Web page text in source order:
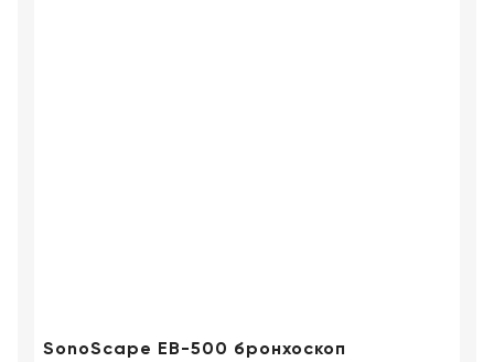
SonoScape EB-500 бронхоскоп